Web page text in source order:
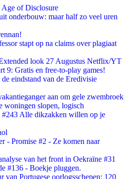
of Disclosure
onderbouw: maar half zo veel uren
stapt op na claims over plagiaat
look 27 Augustus Netflix/YT
9: Gratis en free-to-play games!
eindstand van de Eredivisie
aan om gele zwembroek
woningen slopen, logisch
Alle dikzakken willen op je
- Promise #2 - Ze komen naar
van het front in Oekraïne #31
#136 - Boekje pluggen.
van Portugese oorlogsschepen: 120